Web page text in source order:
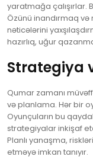
yaratmağa çalışırlar.
Özünü inandırmaq
nəticələrini
hazırlıq, uğur
Strategiya
Qumar zamanı
və planlama. Hər bir
Oyunçuların bu
strategiyalar inkişaf
Planlı yanaşma,
etməyə imkan tanıyır.